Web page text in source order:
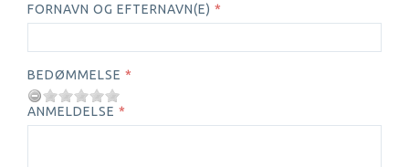
FORNAVN OG EFTERNAVN(E)
BEDØMMELSE
ANMELDELSE